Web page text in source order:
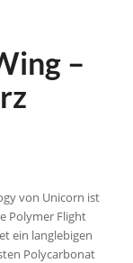
–
von Unicorn ist
Polymer Flight
ein langlebigen
Polycarbonat